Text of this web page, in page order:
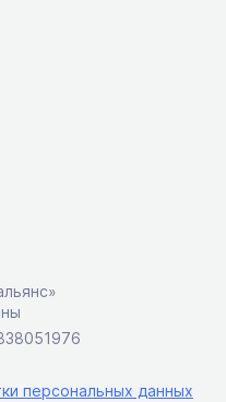
персональных данных